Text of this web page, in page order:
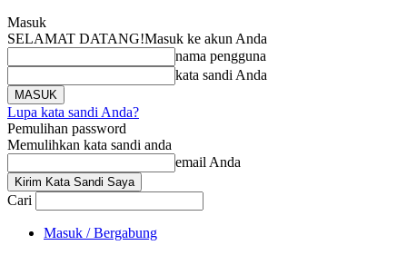
Masuk
SELAMAT DATANG!Masuk ke akun Anda
nama pengguna
kata sandi Anda
Lupa kata sandi Anda?
Pemulihan password
Memulihkan kata sandi anda
email Anda
Cari
Masuk / Bergabung